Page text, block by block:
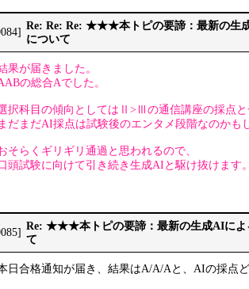
Re: Re: Re: ★★★本トピの要諦：最新の生
について
果が届きました。
の総合Aでした。
択科目の傾向としてはⅡ>Ⅲの通信講座の採点
だまだAI採点は試験後のエンタメ段階なのかも
そらくギリギリ通過と思われるので、
頭試験に向けて引き続き生成AIと駆け抜けます
Re: ★★★本トピの要諦：最新の生成AIによ
て
日合格通知が届き、結果はA/A/Aと、AIの採点